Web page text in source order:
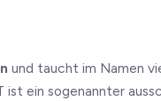
und taucht im Namen
ein sogenannter